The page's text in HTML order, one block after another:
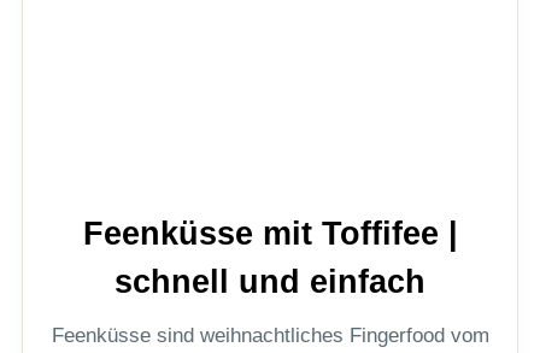
Feenküsse mit Toffifee |
schnell und einfach
Feenküsse sind weihnachtliches Fingerfood vom